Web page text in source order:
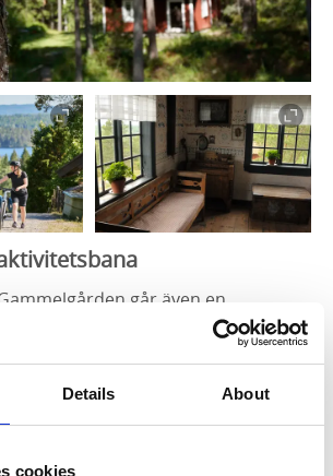
Details About
cookies
går även en
namnet SFL, Sök, Finn och Le. De
blandar fakta, upplevelse